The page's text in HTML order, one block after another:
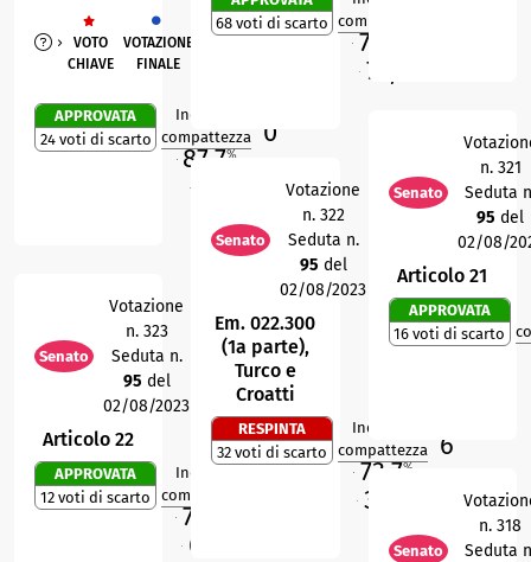
VOTO
CHIAVE
VOTAZIONE
FINALE
APPROVATA
24 voti di scarto
Indice di
compattezza
87,7%
0
Senato
Votazione
n. 323
Seduta n.
95 del
02/08/2023
Articolo 22
APPROVATA
12 voti di scarto
Indice di
compattezza
72,8
67,8
68 voti di scarto
compattezza
72,8
71,3
Senato
Votazione
n. 322
Seduta n.
95 del
02/08/2023
Em. 022.300
(1a parte),
Turco e
Croatti
RESPINTA
32 voti di scarto
Indice di
compattezza
73,7%
36,8
6
Senato
n. 321
Seduta
95 del
02/08/
Articolo 21
APPROVATA
16 voti di scarto
Senato
n. 318
Seduta